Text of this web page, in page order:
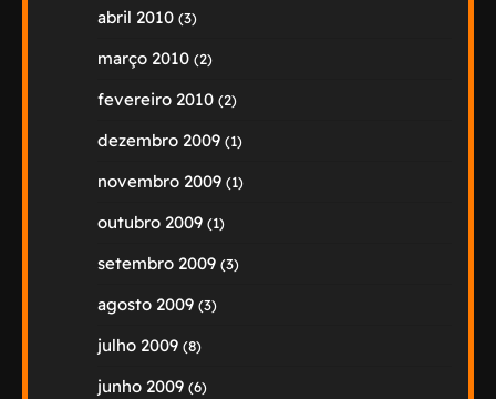
abril 2010 (3)
março 2010 (2)
fevereiro 2010 (2)
dezembro 2009 (1)
novembro 2009 (1)
outubro 2009 (1)
setembro 2009 (3)
agosto 2009 (3)
julho 2009 (8)
junho 2009 (6)